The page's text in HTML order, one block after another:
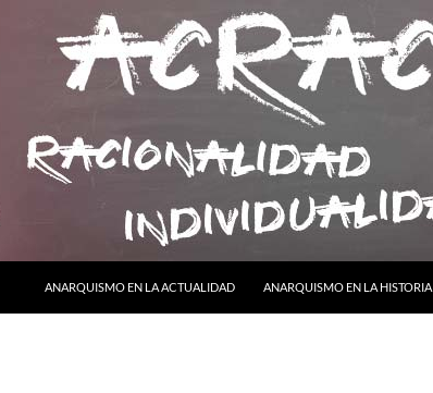
ANARQUISMO EN LA ACTUALIDAD
ANARQUISMO EN LA HISTORIA